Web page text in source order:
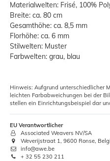
Materialwelten: Frisé, 100%
Breite: ca. 80 cm
Gesamthöhe: ca. 8,5 mm
Florhöhe: ca. 6 mm
Stilwelten: Muster
Farbwelten: grau, blau
Hinweis: Aufgrund unterschiedlicher
leichten Farbabweichungen bei der
stellen ein Einrichtungsbeispiel dar
EU Verantwortlicher
Associated Weavers NV/SA
Weverijstraat 1, 9600 Ronse,
info@awe.be
+ 32 55 230 211